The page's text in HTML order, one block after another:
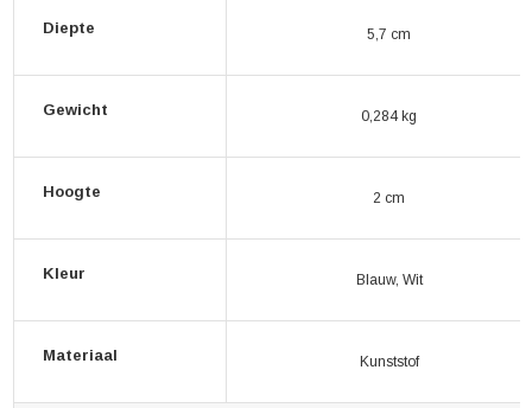
Diepte 5,7 cm
Gewicht 0,284 kg
Hoogte 2 cm
Kleur Blauw, Wit
Materiaal Kunststof